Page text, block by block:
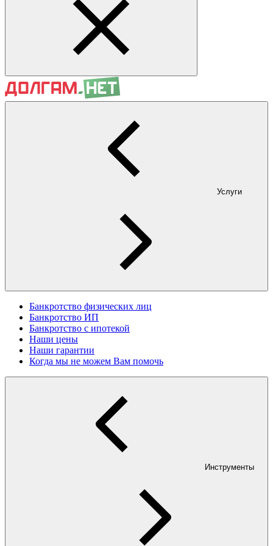
Услуги
Банкротство физических лиц
Банкротство ИП
Банкротство с ипотекой
Наши цены
Наши гарантии
Когда мы не можем Вам помочь
Инструменты